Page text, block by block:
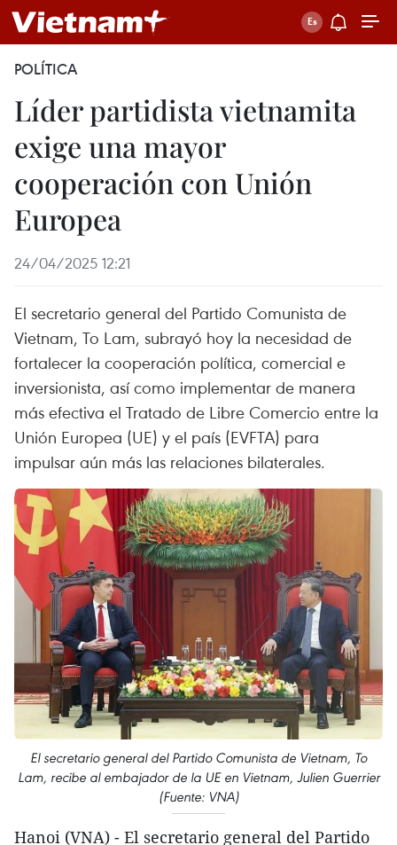
POLÍTICA
Líder partidista vietnamita
exige una mayor
cooperación con Unión
Europea
24/04/2025 12:21
El secretario general del Partido Comunista de
Vietnam, To Lam, subrayó hoy la necesidad de
fortalecer la cooperación política, comercial e
inversionista, así como implementar de manera
más efectiva el Tratado de Libre Comercio entre la
Unión Europea (UE) y el país (EVFTA) para
impulsar aún más las relaciones bilaterales.
El secretario general del Partido Comunista de Vietnam, To
Lam, recibe al embajador de la UE en Vietnam, Julien Guerrier
(Fuente: VNA)
Hanoi (VNA) - El secretario general del Partido